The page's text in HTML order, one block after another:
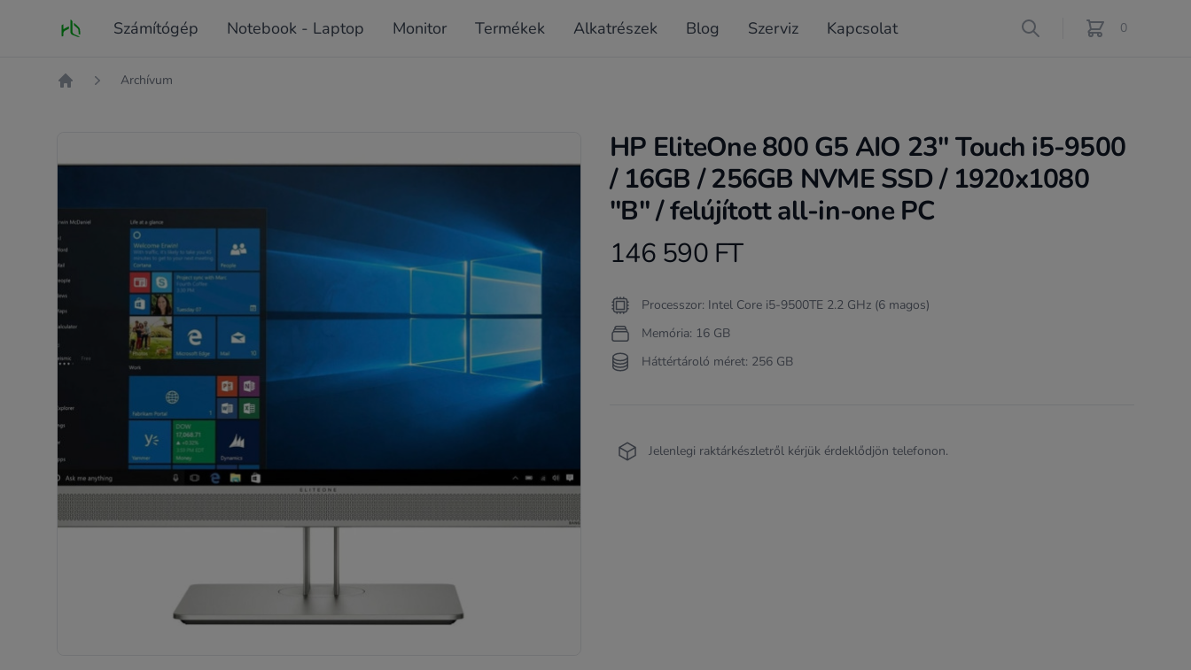
Fő oldal Számítógép Notebook - Laptop Monitor Termékek Alkatrészek Blog Szerviz Kapcsolat Search 0
féle termék a
Archívum
HP EliteOne 800 G5 AIO 23" Touch i5-9500
/ 16GB / 256GB NVME SSD / 1920x1080
"B" / felújított all-in-one PC
Product information
146 590 FT
Termékleírás
Processzor: Intel Core i5-9500TE 2.2 GHz (6 magos)
Memória: 16 GB
Háttértároló méret: 256 GB
Jelenlegi raktárkészletről kérjük érdeklődjön telefonon.